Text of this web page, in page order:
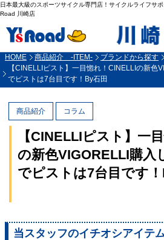
日本最大級のスポーツサイクル専門店！サイクルライフサ
Road 川崎店
HOME 商品紹介 -ITEM- ブランドから探す
【CINELLIピスト】一目惚れ！CINELLIの新色
でピストは7台目です！By石田
商品紹介 コラム
【CINELLIピスト】一
の新色VIGORELLI購入
でピストは7台目です！
当スタッフのイチオシアイテ